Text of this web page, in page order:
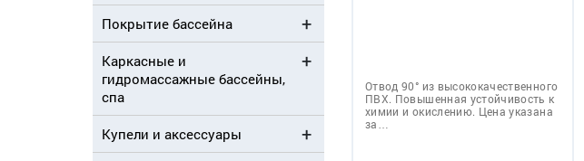
Покрытие бассейна
Каркасные и
гидромассажные бассейны,
спа
Купели и аксессуары
Отвод 90° из высококачественного
ПВХ. Повышенная устойчивость к
химии и окислению. Цена указана
за…